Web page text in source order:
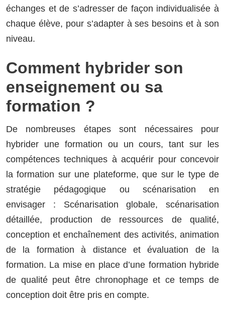
échanges et de s’adresser de façon individualisée à
chaque élève, pour s’adapter à ses besoins et à son
niveau.
Comment hybrider son
enseignement ou sa
formation ?
De nombreuses étapes sont nécessaires pour
hybrider une formation ou un cours, tant sur les
compétences techniques à acquérir pour concevoir
la formation sur une plateforme, que sur le type de
stratégie pédagogique ou scénarisation en
envisager : Scénarisation globale, scénarisation
détaillée, production de ressources de qualité,
conception et enchaînement des activités, animation
de la formation à distance et évaluation de la
formation. La mise en place d’une formation hybride
de qualité peut être chronophage et ce temps de
conception doit être pris en compte.